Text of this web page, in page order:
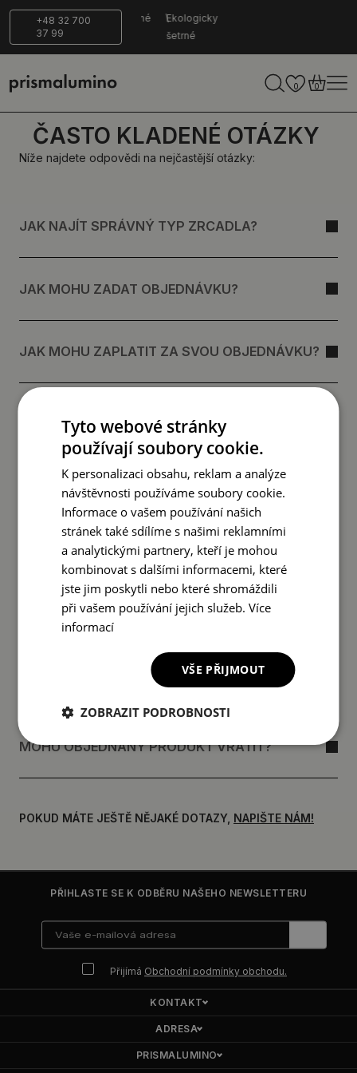
+48 32 700
37 99
14 dní na
vrácení zboží
Bezpečné
Ekologicky
šetrné
0 0
ČASTO KLADENÉ OTÁZKY
Níže najdete odpovědi na nejčastější otázky:
JAK NAJÍT SPRÁVNÝ TYP ZRCADLA?
JAK MOHU ZADAT OBJEDNÁVKU?
JAK MOHU ZAPLATIT ZA SVOU OBJEDNÁVKU?
JAK JSOU REALIZOVÁNY ZÁSILKY?
JAKÉ JSOU NÁKLADY NA OBJEDNÁVKU?
CO MÁM DĚLAT, KDYŽ JE ZÁSILKA
POŠKOZENÁ?
JAK MOHU PODAT STÍŽNOST?
MOHU OBJEDNANÝ PRODUKT VRÁTIT?
POKUD MÁTE JEŠTĚ NĚJAKÉ DOTAZY, NAPIŠTE NÁM!
PŘIHLASTE SE K ODBĚRU NAŠEHO NEWSLETTERU
Přijímá Obchodní podmínky obchodu.
KONTAKT
ADRESA
PRISMALUMINO
Tyto webové stránky
používají soubory cookie.
K personalizaci obsahu, reklam a analýze
návštěvnosti používáme soubory cookie.
Informace o vašem používání našich
stránek také sdílíme s našimi reklamními
a analytickými partnery, kteří je mohou
kombinovat s dalšími informacemi, které
jste jim poskytli nebo které shromáždili
při vašem používání jejich služeb.Více
informací
VŠE PŘIJMOUT
ZOBRAZIT PODROBNOSTI